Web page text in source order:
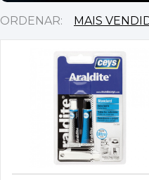
ORDENAR: